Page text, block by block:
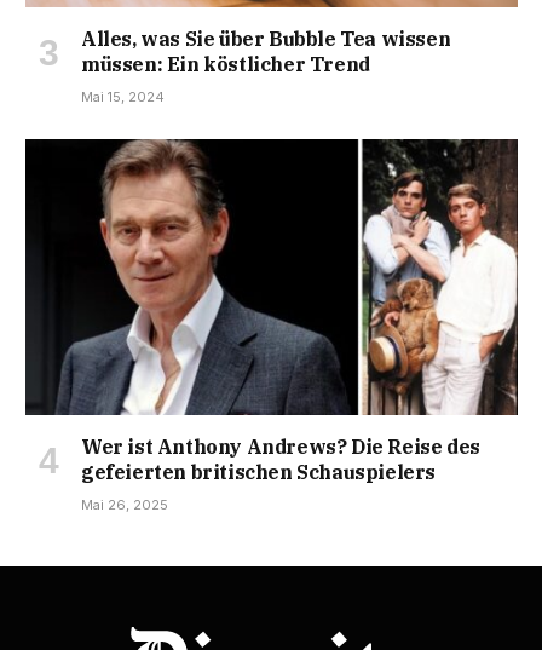
Alles, was Sie über Bubble Tea wissen
müssen: Ein köstlicher Trend
Mai 15, 2024
Wer ist Anthony Andrews? Die Reise des
gefeierten britischen Schauspielers
Mai 26, 2025